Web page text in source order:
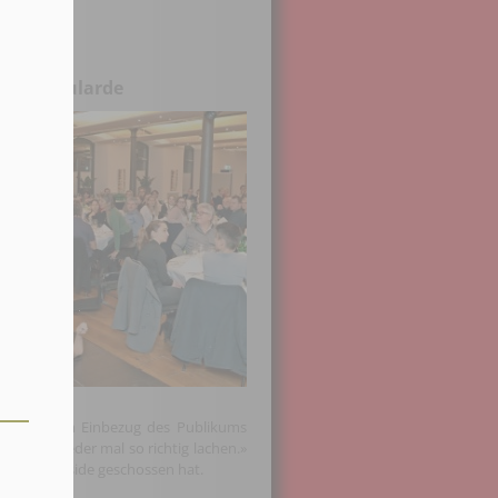
mit dem Einbezug des Publikums
Riverside geschossen hat.